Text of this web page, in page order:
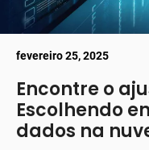
fevereiro 25, 2025
Encontre o
Escolhendo
dados na